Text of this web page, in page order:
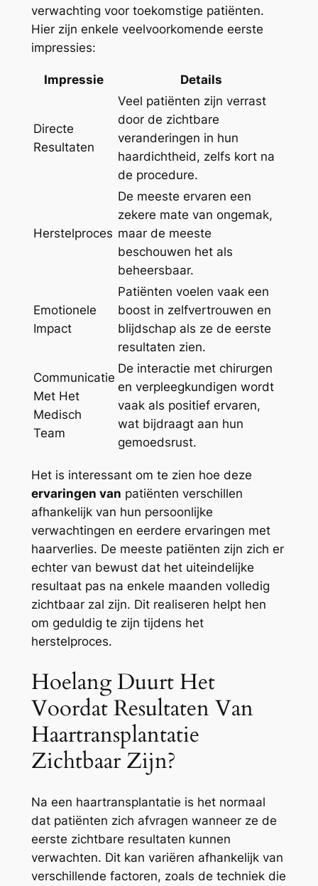
verwachting voor toekomstige patiënten.
Hier zijn enkele veelvoorkomende eerste
impressies:
Impressie Details
Directe
Resultaten
Veel patiënten zijn verrast
door de zichtbare
veranderingen in hun
haardichtheid, zelfs kort na
de procedure.
Herstelproces
De meeste ervaren een
zekere mate van ongemak,
maar de meeste
beschouwen het als
beheersbaar.
Emotionele
Impact
Patiënten voelen vaak een
boost in zelfvertrouwen en
blijdschap als ze de eerste
resultaten zien.
Communicatie
Met Het
Medisch
Team
De interactie met chirurgen
en verpleegkundigen wordt
vaak als positief ervaren,
wat bijdraagt aan hun
gemoedsrust.
Het is interessant om te zien hoe deze
ervaringen van patiënten verschillen
afhankelijk van hun persoonlijke
verwachtingen en eerdere ervaringen met
haarverlies. De meeste patiënten zijn zich er
echter van bewust dat het uiteindelijke
resultaat pas na enkele maanden volledig
zichtbaar zal zijn. Dit realiseren helpt hen
om geduldig te zijn tijdens het
herstelproces.
Hoelang Duurt Het
Voordat Resultaten Van
Haartransplantatie
Zichtbaar Zijn?
Na een haartransplantatie is het normaal
dat patiënten zich afvragen wanneer ze de
eerste zichtbare resultaten kunnen
verwachten. Dit kan variëren afhankelijk van
verschillende factoren, zoals de techniek die